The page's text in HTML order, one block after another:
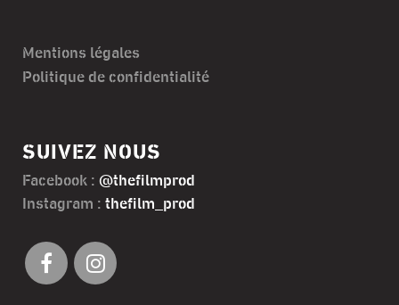
Mentions légales
Politique de confidentialité
SUIVEZ NOUS
Facebook : @thefilmprod
Instagram : thefilm_prod